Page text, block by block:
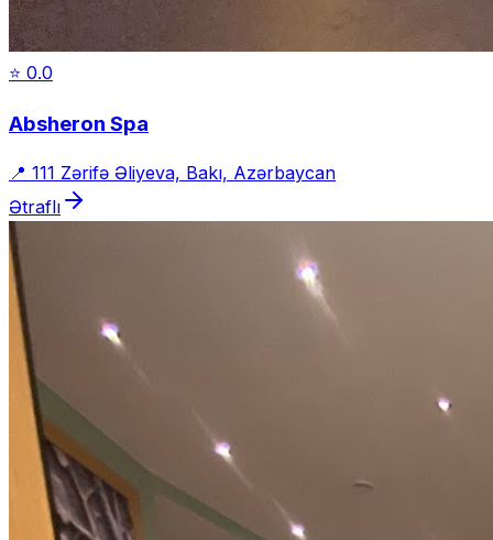
⭐ 0.0
Absheron Spa
📍 111 Zərifə Əliyeva, Bakı, Azərbaycan
Ətraflı